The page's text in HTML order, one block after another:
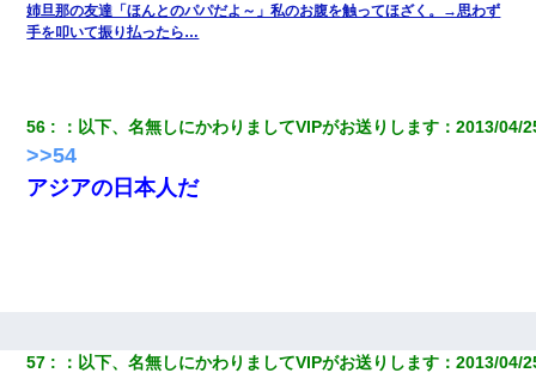
姉旦那の友達「ほんとのパパだよ～」私のお腹を触ってほざく。→思わず
手を叩いて振り払ったら…
56 ： 以下、名無しにかわりましてVIPがお送りします ：2013/04/
>>54
アジアの日本人だ
57 ： 以下、名無しにかわりましてVIPがお送りします ：2013/04/